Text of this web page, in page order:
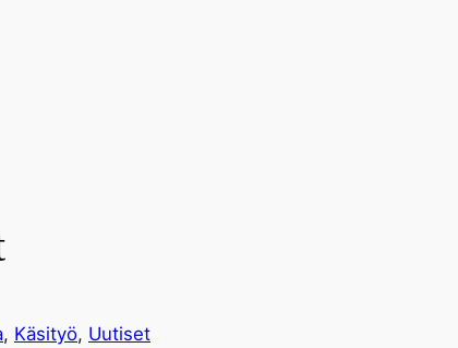
, Käsityö, Uutiset